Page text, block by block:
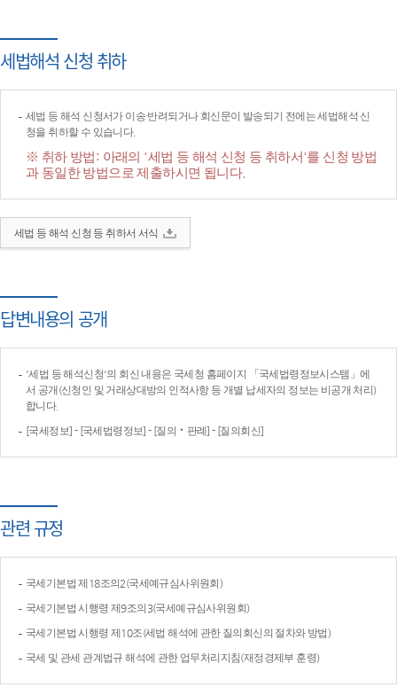
세법해석 신청 취하
세법 등 해석 신청서가 이송·반려되거나 회신문이 발송되기 전에는 세법해석 신
청을 취하할 수 있습니다.
※ 취하 방법: 아래의 '세법 등 해석 신청 등 취하서'를 신청 방법
과 동일한 방법으로 제출하시면 됩니다.
세법 등 해석 신청 등 취하서 서식
답변내용의 공개
'세법 등 해석신청'의 회신 내용은 국세청 홈페이지 「국세법령정보시스템」에
서 공개(신청인 및 거래상대방의 인적사항 등 개별 납세자의 정보는 비공개 처리)
합니다.
[국세정보] - [국세법령정보] - [질의‧판례] - [질의회신]
관련 규정
국세기본법 제18조의2(국세예규심사위원회)
국세기본법 시행령 제9조의3(국세예규심사위원회)
국세기본법 시행령 제10조(세법 해석에 관한 질의회신의 절차와 방법)
국세 및 관세 관계법규 해석에 관한 업무처리지침(재정경제부 훈령)